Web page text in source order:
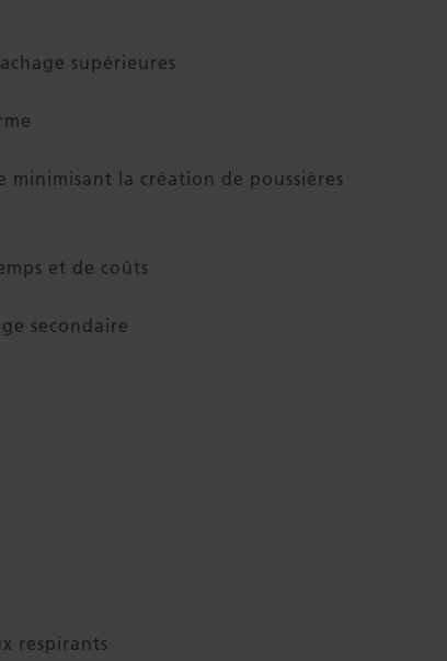
supérieures
minimisant la création de poussières
et de coûts
secondaire
respirants